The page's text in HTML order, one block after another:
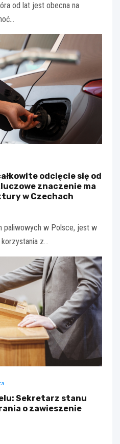
od lat jest obecna na
odcięcie się od
znaczenie ma
w Czechach
paliwowych w Polsce, jest w
z…
Sekretarz stanu
o zawieszenie